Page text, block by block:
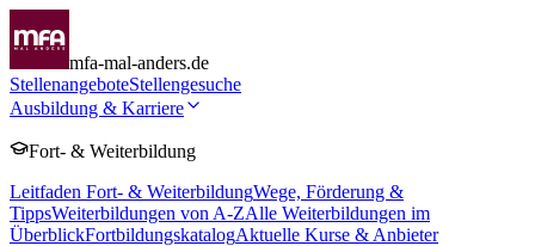
mfa-mal-anders.de
StellenangeboteStellengesuche
Ausbildung & Karriere
Fort- & Weiterbildung
Leitfaden Fort- & WeiterbildungWege, Förderung &
TippsWeiterbildungen von A-ZAlle Weiterbildungen im
ÜberblickFortbildungskatalogAktuelle Kurse & Anbieter